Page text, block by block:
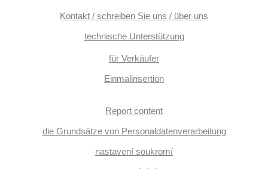
Kontakt / schreiben Sie uns / über uns
technische Unterstützung
für Verkäufer
Einmalinsertion
Report content
die Grundsätze von Personaldatenverarbeitung
nastavení soukromí